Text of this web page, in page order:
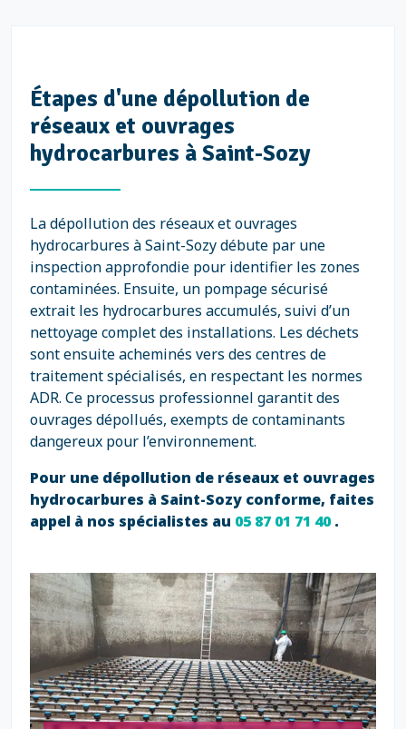
Étapes d'une dépollution de
réseaux et ouvrages
hydrocarbures à Saint-Sozy
La dépollution des réseaux et ouvrages
hydrocarbures à Saint-Sozy débute par une
inspection approfondie pour identifier les zones
contaminées. Ensuite, un pompage sécurisé
extrait les hydrocarbures accumulés, suivi d’un
nettoyage complet des installations. Les déchets
sont ensuite acheminés vers des centres de
traitement spécialisés, en respectant les normes
ADR. Ce processus professionnel garantit des
ouvrages dépollués, exempts de contaminants
dangereux pour l’environnement.
Pour une dépollution de réseaux et ouvrages
hydrocarbures à Saint-Sozy conforme, faites
appel à nos spécialistes au 05 87 01 71 40.